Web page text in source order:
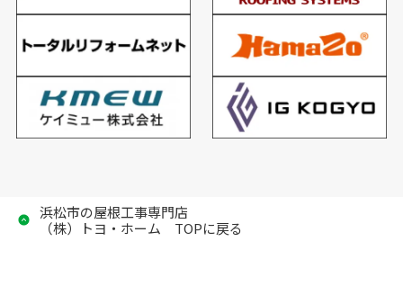
浜松市の屋根工事専門店
（株）トヨ・ホーム TOPに戻る